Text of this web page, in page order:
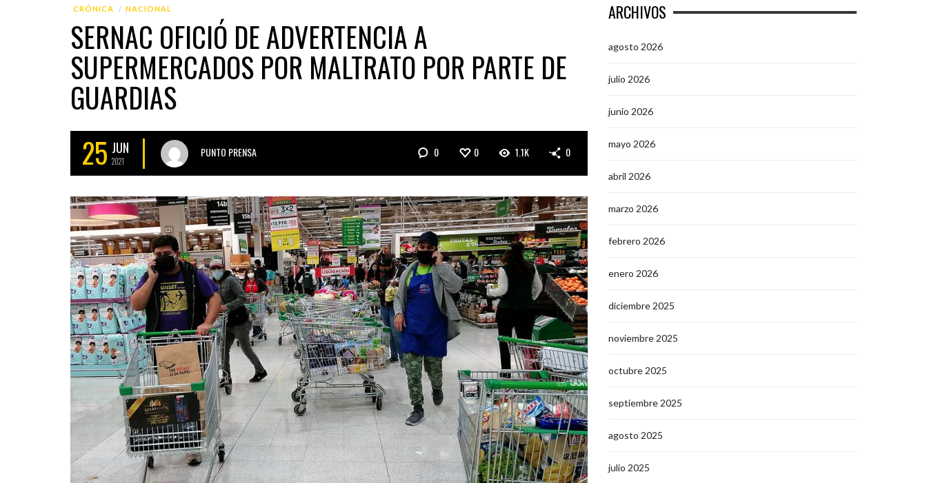
CRÓNICA NACIONAL
SERNAC OFICIÓ DE ADVERTENCIA A
SUPERMERCADOS POR MALTRATO POR PARTE DE
GUARDIAS
25 JUN
2021
PUNTO PRENSA 0 0 1.1K 0
ARCHIVOS
agosto 2026
julio 2026
junio 2026
mayo 2026
abril 2026
marzo 2026
febrero 2026
enero 2026
diciembre 2025
noviembre 2025
octubre 2025
septiembre 2025
agosto 2025
julio 2025